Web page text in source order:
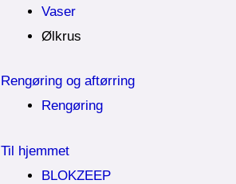
Vaser
Ølkrus
Rengøring og aftørring
Rengøring
Til hjemmet
BLOKZEEP